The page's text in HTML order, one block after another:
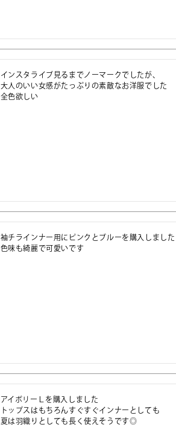
インスタライブ見るまでノーマークでしたが、
大人のいい女感がたっぷりの素敵なお洋服でした
全色欲しい
袖チラインナー用にピンクとブルーを購入しました
色味も綺麗で可愛いです
アイボリーＬを購入しました
トップスはもちろんすぐすぐインナーとしても
夏は羽織りとしても長く使えそうです◎